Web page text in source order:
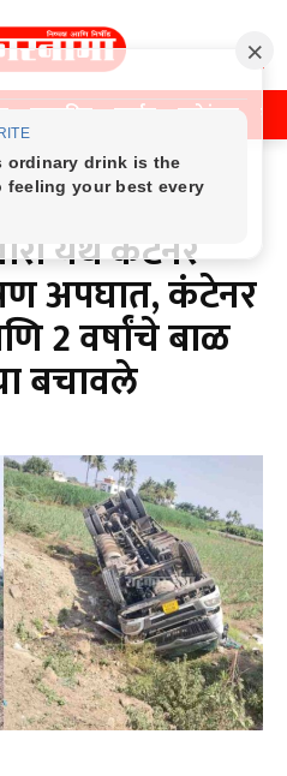
राजकीय क्राईम मनोरंजन
येथे कंटेनर
अपघात, कंटेनर
2 वर्षांचे बाळ
बचावले